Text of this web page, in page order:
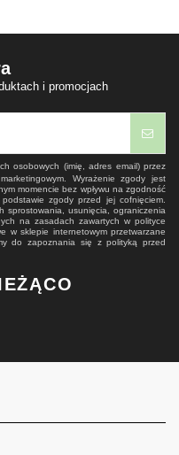
i promocjach
osobowych (imię, adres email) przez
Wyrażenie zgody jest
momencie bez wpływu na zgodność
zgody przed jej cofnięciem.
sprostowania, usunięcia, ograniczenia
na zasadach zawartych w polityce
w sklepie internetowym przetwarzane
do zapoznania się z polityką przed